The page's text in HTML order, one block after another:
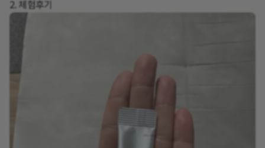
2. 체험후기